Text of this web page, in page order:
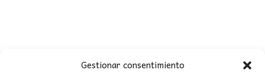
Gestionar consentimiento